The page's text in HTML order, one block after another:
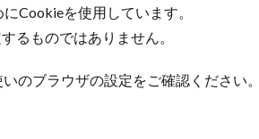
Cookieを使用しています。
るものではありません。
のブラウザの設定をご確認ください。